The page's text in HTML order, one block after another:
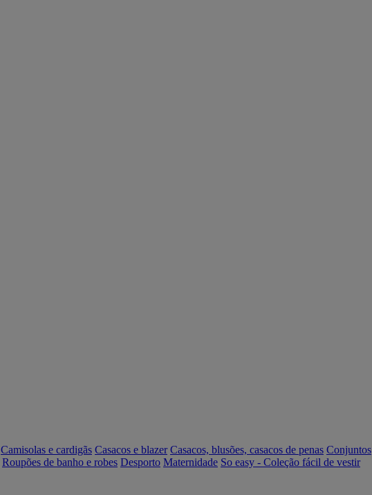
Camisolas e cardigãs Casacos e blazer Casacos, blusões, casacos de penas Conjuntos
Roupões de banho e robes Desporto Maternidade So easy - Coleção fácil de vestir